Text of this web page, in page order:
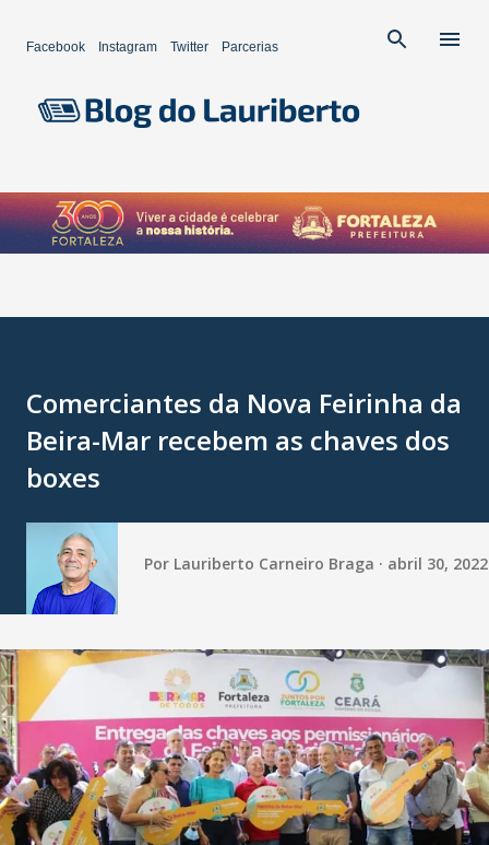
Pular para o conteúdo
Facebook Instagram Twitter Parcerias
Comerciantes da Nova Feirinha da
Beira-Mar recebem as chaves dos
boxes
Por Lauriberto Carneiro Braga abril 30, 2022